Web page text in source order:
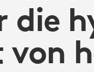
die
von